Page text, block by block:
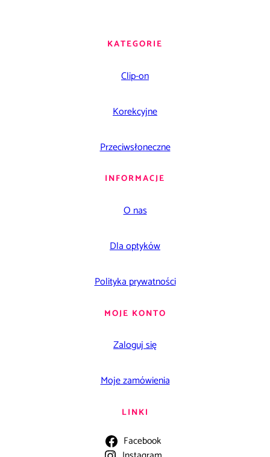
KATEGORIE
Clip-on
Korekcyjne
Przeciwsłoneczne
INFORMACJE
O nas
Dla optyków
Polityka prywatności
MOJE KONTO
Zaloguj się
Moje zamówienia
LINKI
Facebook